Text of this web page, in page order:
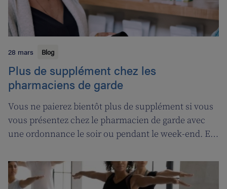
28 mars Blog
Plus de supplément chez les
pharmaciens de garde
Vous ne paierez bientôt plus de supplément si vous
vous présentez chez le pharmacien de garde avec
une ordonnance le soir ou pendant le week-end. En
sera introduite pour les pharmaciens de garde.